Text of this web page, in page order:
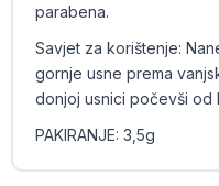
parabena.
Savjet za korištenje:
gornje usne prema
donjoj usnici počevši od
PAKIRANJE: 3,5g